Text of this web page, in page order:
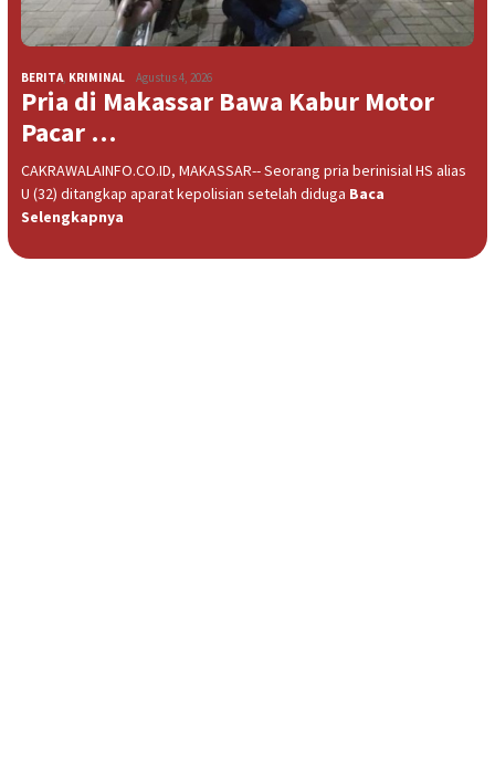
BERITA, KRIMINAL Agustus 4, 2026
Pria di Makassar Bawa Kabur Motor
Pacar …
CAKRAWALAINFO.CO.ID, MAKASSAR-- Seorang pria berinisial HS alias
U (32) ditangkap aparat kepolisian setelah diduga Baca
Selengkapnya